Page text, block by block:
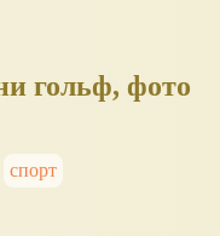
гольф, фото
спорт